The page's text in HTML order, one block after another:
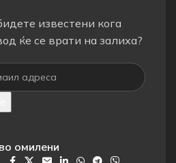
известени кога
ќе се врати на залиха?
омилени